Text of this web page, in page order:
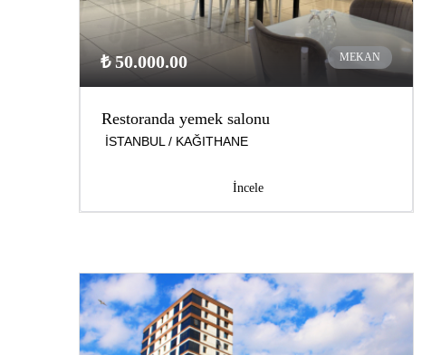
₺ 50.000.00 MEKAN
Restoranda yemek salonu
İSTANBUL / KAĞITHANE
İncele